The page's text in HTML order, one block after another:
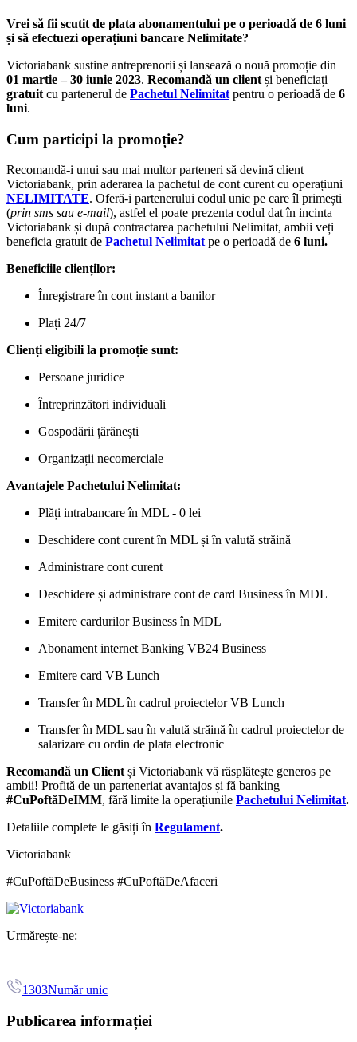
Vrei să fii scutit de plata abonamentului pe o perioadă de 6 luni
și să efectuezi operațiuni bancare Nelimitate?
Victoriabank sustine antreprenorii și lansează o nouă promoție din
01 martie – 30 iunie 2023. Recomandă un client și beneficiați
gratuit cu partenerul de Pachetul Nelimitat pentru o perioadă de 6
luni.
Cum participi la promoție?
Recomandă-i unui sau mai multor parteneri să devină client
Victoriabank, prin aderarea la pachetul de cont curent cu operațiuni
NELIMITATE. Oferă-i partenerului codul unic pe care îl primești
(prin sms sau e-mail), astfel el poate prezenta codul dat în incinta
Victoriabank și după contractarea pachetului Nelimitat, ambii veți
beneficia gratuit de Pachetul Nelimitat pe o perioadă de 6 luni.
Beneficiile clienților:
Înregistrare în cont instant a banilor
Plați 24/7
Clienți eligibili la promoție sunt:
Persoane juridice
Întreprinzători individuali
Gospodării țărănești
Organizații necomerciale
Avantajele Pachetului Nelimitat:
Plăți intrabancare în MDL - 0 lei
Deschidere cont curent în MDL și în valută străină
Administrare cont curent
Deschidere și administrare cont de card Business în MDL
Emitere cardurilor Business în MDL
Abonament internet Banking VB24 Business
Emitere card VB Lunch
Transfer în MDL în cadrul proiectelor VB Lunch
Transfer în MDL sau în valută străină în cadrul proiectelor de
salarizare cu ordin de plata electronic
Recomandă un Client și Victoriabank vă răsplătește generos pe
ambii! Profită de un parteneriat avantajos și fă banking
#CuPoftăDeIMM, fără limite la operațiunile Pachetului Nelimitat.
Detaliile complete le găsiți în Regulament.
Victoriabank
#CuPoftăDeBusiness #CuPoftăDeAfaceri
Urmărește-ne:
1303Număr unic
Publicarea informației